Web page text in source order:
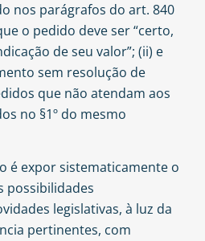
nos parágrafos do art. 840
o pedido deve ser “certo,
de seu valor”; (ii) e
sem resolução de
que não atendam aos
no §1º do mesmo
é expor sistematicamente o
possibilidades
legislativas, à luz da
pertinentes, com